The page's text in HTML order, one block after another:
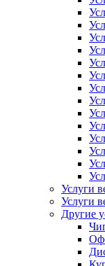
Услуги
Услуги
Другие